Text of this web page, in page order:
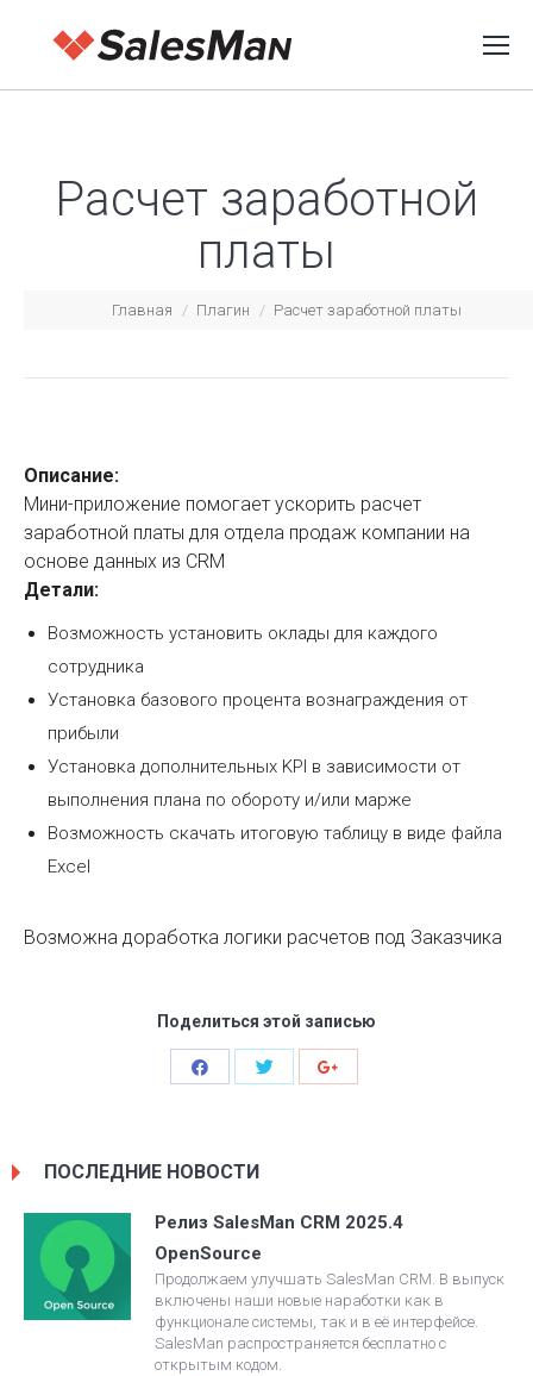
Расчет заработной
платы
Вы здесь:Главная Плагин Расчет заработной платы
Описание:
Мини-приложение помогает ускорить расчет
заработной платы для отдела продаж компании на
основе данных из CRM
Детали:
Возможность установить оклады для каждого
сотрудника
Установка базового процента вознаграждения от
прибыли
Установка дополнительных KPI в зависимости от
выполнения плана по обороту и/или марже
Возможность скачать итоговую таблицу в виде файла
Excel
Возможна доработка логики расчетов под Заказчика
Поделиться этой записью
ПОСЛЕДНИЕ НОВОСТИ
Релиз SalesMan CRM 2025.4
OpenSource
Продолжаем улучшать SalesMan CRM. В выпуск
включены наши новые наработки как в
функционале системы, так и в её интерфейсе.
SalesMan распространяется бесплатно с
открытым кодом.